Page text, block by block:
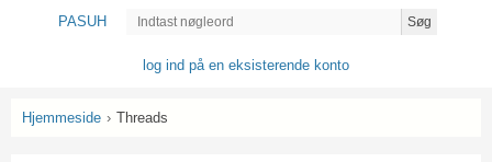
PASUH Søg
log ind på en eksisterende konto
Hjemmeside › Threads